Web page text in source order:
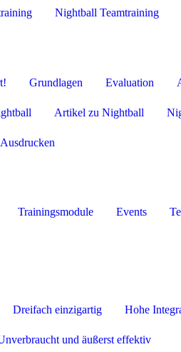
Nightball Teamtraining
Grundlagen Evaluation
Artikel zu Nightball
Trainingsmodule Events
Dreifach einzigartig Hohe
und äußerst effektiv